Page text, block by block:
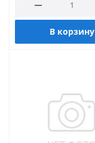
В корзину